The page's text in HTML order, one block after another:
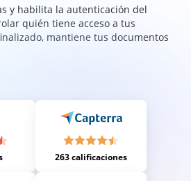
y habilita la autenticación del
quién tiene acceso a tus
mantiene tus documentos
263 calificaciones